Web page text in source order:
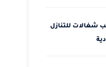
شغالات للتنازل